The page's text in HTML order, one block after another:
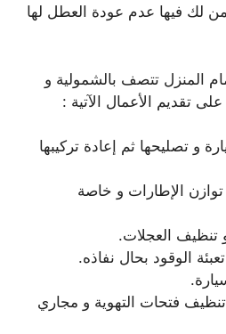
لك فيها عدم عودة العطل لها
المنزل تتصف بالشمولية و
تقديم الأعمال الآتية :
و تصليحها ثم إعادة تركيبها
الإطارات و خاصة
تنظيف العجلات.
الوقود بحال نفاذه.
فتحات التهوية و مجاري